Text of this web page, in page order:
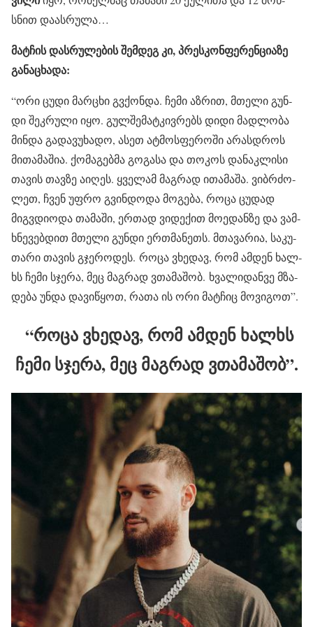
სნით და­ას­რუ­ლა…
მატ­ჩის დას­რუ­ლე­ბის შემ­დეგ კი, პრეს­კონ­ფე­რენ­ცი­ა­ზე
გა­ნა­ცხა­და:
“ორი ცუდი მარ­ცხი გვქონ­და. ჩემი აზ­რით, მთე­ლი გუნ­
დი შეკ­რუ­ლი იყო. გულ­შე­მატ­კივ­რებს დიდი მად­ლო­ბა
მინ­და გა­და­ვუ­ხა­დო, ასეთ ატ­მოს­ფე­რო­ში არას­დროს
მი­თა­მა­შია. ქო­მა­გებ­მა გო­გა­სა და თო­კოს და­ნაკ­ლი­სი
თა­ვის თავ­ზე აი­ღეს. ყვე­ლამ მაგ­რად ითა­მა­შა. ვიბ­რძო­
ლეთ, ჩვენ უფრო გვინ­დო­და მო­გე­ბა, როცა ცუ­დად
მიგვდი­ო­და თა­მა­ში, ერ­თად ვი­დე­ქით მო­ე­დან­ზე და ვამ­
ხნე­ვებ­დით მთე­ლი გუნ­დი ერ­თმა­ნეთს. მთა­ვა­რია, სა­კუ­
თა­რი თა­ვის გჯე­რო­დეს. როცა ვხე­დავ, რომ ამ­დენ ხალ­
ხს ჩემი სჯე­რა, მეც მაგ­რად ვთა­მა­შობ. ხვა­ლი­დან­ვე მზა­
დე­ბა უნდა და­ვი­წყოთ, რათა ის ორი მატ­ჩიც მო­ვი­გოთ”.
“როცა ვხე­დავ, რომ ამ­დენ ხალ­ხს
ჩემი სჯე­რა, მეც მაგ­რად ვთა­მა­შობ”.